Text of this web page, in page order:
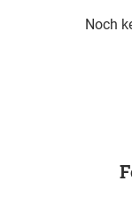
Noch